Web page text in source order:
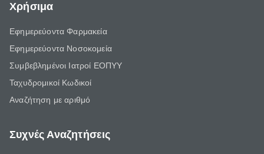
Χρήσιμα
Εφημερεύοντα Φαρμακεία
Εφημερεύοντα Νοσοκομεία
Συμβεβλημένοι Ιατροί ΕΟΠΥΥ
Ταχυδρομικοί Κωδικοί
Αναζήτηση με αριθμό
Συχνές Αναζητήσεις